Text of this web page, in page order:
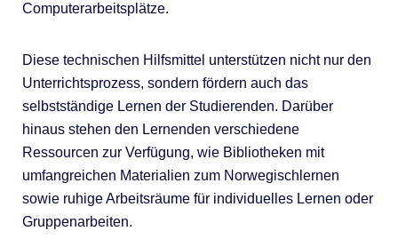
Computerarbeitsplätze.
Diese technischen Hilfsmittel unterstützen nicht nur den
Unterrichtsprozess, sondern fördern auch das
selbstständige Lernen der Studierenden. Darüber
hinaus stehen den Lernenden verschiedene
Ressourcen zur Verfügung, wie Bibliotheken mit
umfangreichen Materialien zum Norwegischlernen
sowie ruhige Arbeitsräume für individuelles Lernen oder
Gruppenarbeiten.